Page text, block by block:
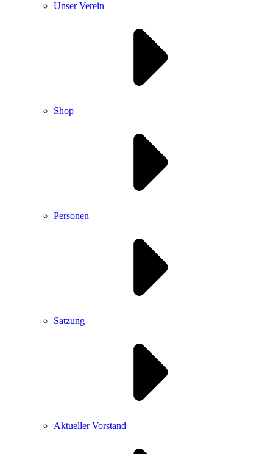
Unser Verein
Shop
Personen
Satzung
Aktueller Vorstand